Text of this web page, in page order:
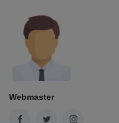
Webmaster